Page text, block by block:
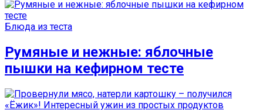
Блюда из теста
Румяные и нежные: яблочные
пышки на кефирном тесте